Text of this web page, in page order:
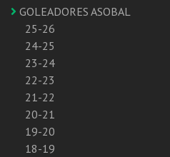
GOLEADORES ASOBAL
25-26
24-25
23-24
22-23
21-22
20-21
19-20
18-19